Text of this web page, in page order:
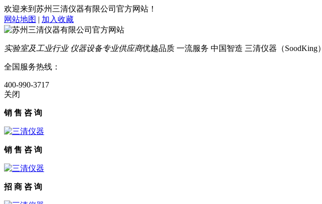
欢迎来到苏州三清仪器有限公司官方网站！
网站地图 | 加入收藏
实验室及工业行业 仪器设备专业供应商优越品质 一流服务 中国智造 三清仪器（SoodKing）
全国服务热线：
400-990-3717
关闭
销 售 咨 询
销 售 咨 询
招 商 咨 询